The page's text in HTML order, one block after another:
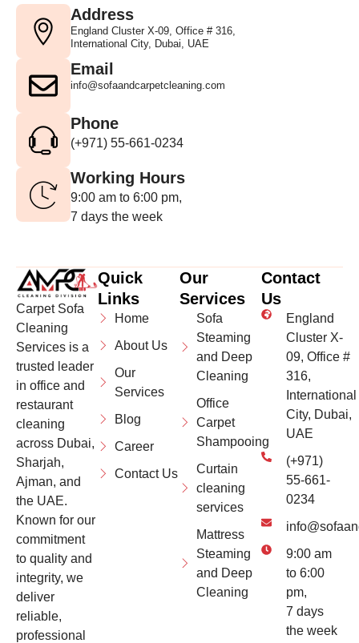
Address
England Cluster X-09, Office # 316,
International City, Dubai, UAE
Email
info@sofaandcarpetcleaning.com
Phone
(+971) 55-661-0234
Working Hours
9:00 am to 6:00 pm,
7 days the week
Carpet Sofa
Cleaning
Services is a
trusted leader
in office and
restaurant
cleaning
across Dubai,
Sharjah,
Ajman, and
the UAE.
Known for our
commitment
to quality and
integrity, we
deliver
reliable,
professional
Quick
Links
Home
About Us
Our
Services
Blog
Career
Contact Us
Our
Services
Sofa
Steaming
and Deep
Cleaning
Office
Carpet
Shampooing
Curtain
cleaning
services
Mattress
Steaming
and Deep
Cleaning
Contact
Us
England
Cluster X-
09, Office #
316,
International
City, Dubai,
UAE
(+971)
55-661-
0234
9:00 am
to 6:00
pm,
7 days
the week